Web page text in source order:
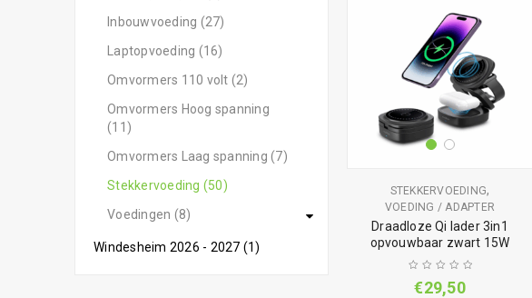
Inbouwvoeding (27)
Laptopvoeding (16)
Omvormers 110 volt (2)
Omvormers Hoog spanning
(11)
Omvormers Laag spanning (7)
Stekkervoeding (50)
Voedingen (8)
Windesheim 2026 - 2027 (1)
STEKKERVOEDING,
VOEDING / ADAPTER
Draadloze Qi lader 3in1
opvouwbaar zwart 15W
€29,50